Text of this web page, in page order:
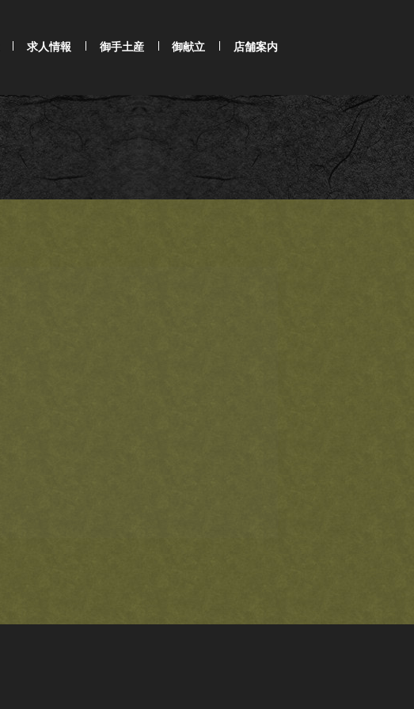
求人情報 御手土産 御献立 店舗案内